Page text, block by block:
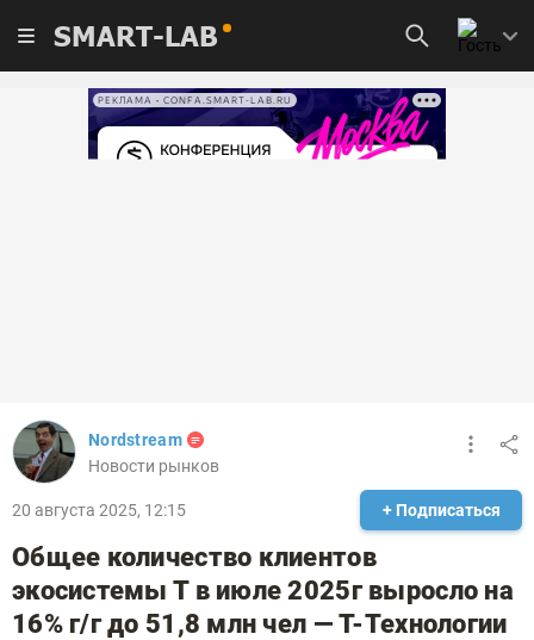
SMART-LAB
РЕКЛАМА • CONFA.SMART-LAB.RU
Nordstream
Новости рынков
20 августа 2025, 12:15 + Подписаться
Общее количество клиентов
экосистемы Т в июле 2025г выросло на
16% г/г до 51,8 млн чел — Т-Технологии